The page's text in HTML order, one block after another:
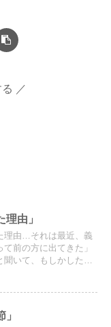
理由」
理由…それは最近、義
前の方に出てきた」
聞いて、もしかしたら